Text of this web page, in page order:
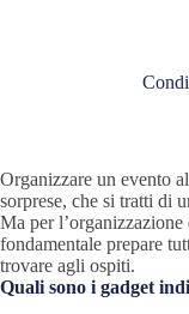
Organizzare un evento
sorprese, che si tratti di
Ma per l’organizzazione
fondamentale prepare
trovare agli ospiti.
Quali sono i gadget